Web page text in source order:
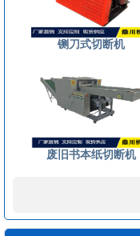
铡刀式切断机
废旧书本纸切断机